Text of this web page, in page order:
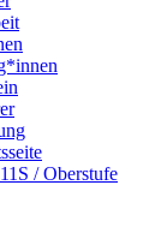
/ Oberstufe